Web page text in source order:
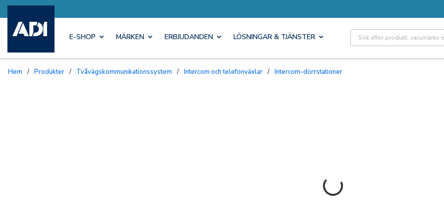
E-SHOP MÄRKEN ERBJUDANDEN LÖSNINGAR & TJÄNSTER Site Search
Hem / Produkter / Tvåvägskommunikationssystem / Intercom och telefonväxlar / Intercom-dörrstationer